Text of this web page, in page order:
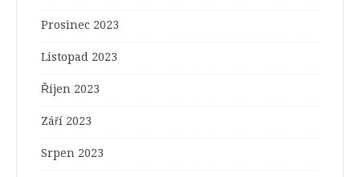
Prosinec 2023
Listopad 2023
Říjen 2023
Září 2023
Srpen 2023